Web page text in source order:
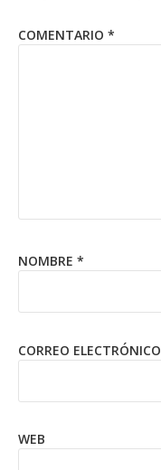
COMENTARIO *
NOMBRE *
CORREO ELECTRÓNICO
WEB